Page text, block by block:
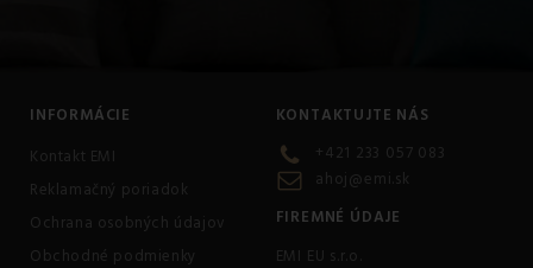
INFORMÁCIE
Kontakt EMI
Reklamačný poriadok
Ochrana osobných údajov
Obchodné podmienky
KONTAKTUJTE NÁS
+421 233 057 083
ahoj@emi.sk
FIREMNÉ ÚDAJE
EMI EU s.r.o.